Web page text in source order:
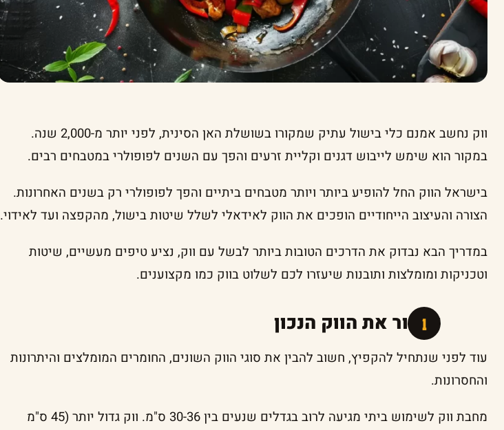
ווק נחשב אמנם כלי בישול עתיק שמקורו בשושלת האן הסינית, לפני יותר מ-2,000 שנה.
במקור הוא שימש לייבוש דגנים וקליית זרעים והפך עם השנים לפופולרי במטבחים רבים.
בישראל הווק החל להופיע ביותר ויותר מטבחים ביתיים והפך לפופולרי רק בשנים האחרונות.
הצורה והעיצוב הייחודיים הופכים את הווק לאידאלי לשלל שיטות בישול, מהקפצה ועד לאידוי.
במדריך הבא נבדוק את הדרכים הטובות ביותר לבשל עם ווק, נציע טיפים מעשיים, שיטות
וטכניקות ומומלצות ותובנות שיעזרו לכם לשלוט בווק כמו מקצוענים.
לבחור את הווק הנכון
עוד לפני שנתחיל להקפיץ, חשוב להבין את סוגי הווק השונים, החומרים המומלצים והיתרונות
והחסרונות.
מחבת ווק לשימוש ביתי מגיעה לרוב בגדלים שנעים בין 30-36 ס"מ. ווק גדול יותר (45 ס"מ